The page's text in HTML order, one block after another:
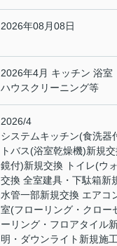
2026年08月08日
2026年4月 キッチン 浴室
ハウスクリーニング等
2026/4
システムキッチン(食洗器
トバス(浴室乾燥機)新規
鏡付)新規交換 トイレ(ウ
交換 全室建具・下駄箱新
水管一部新規交換 エアコ
室(フローリング・クロー
ーリング・フロアタイル
明・ダウンライト新規施